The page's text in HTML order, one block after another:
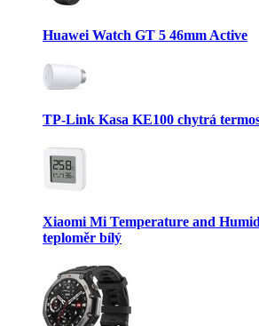
Huawei Watch GT 5 46mm Active
TP-Link Kasa KE100 chytrá
Xiaomi Mi Temperature and
teploměr bílý